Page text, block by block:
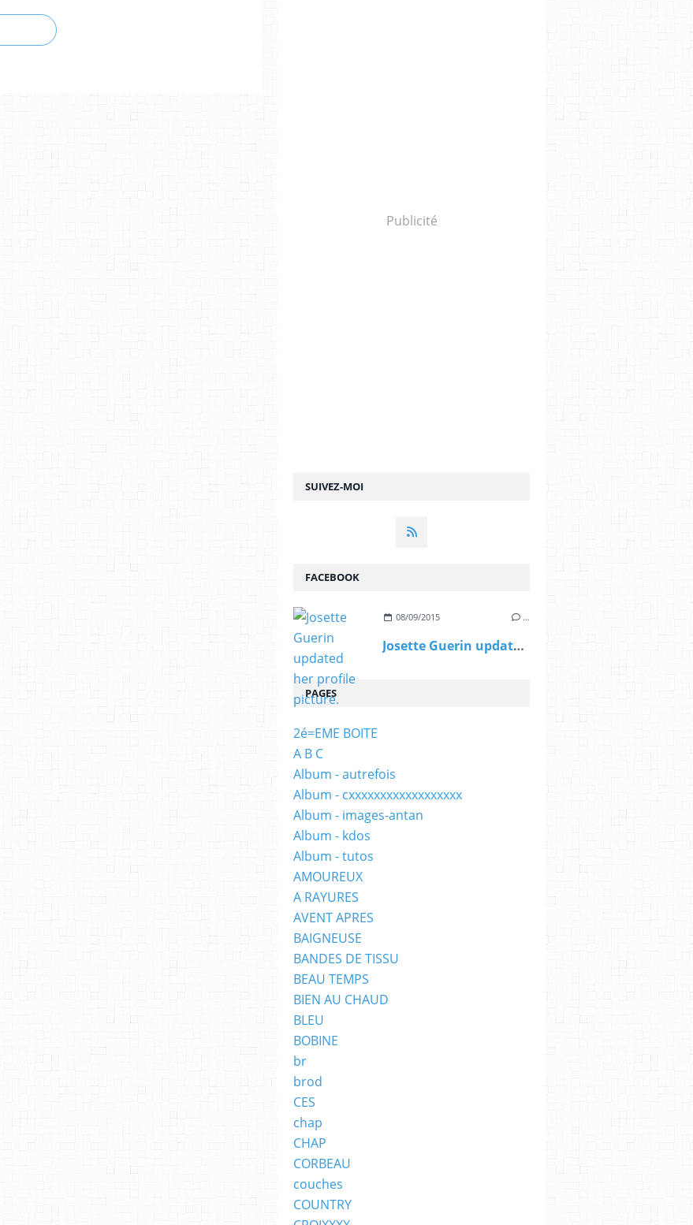
SUIVEZ-MOI
Publicité
FACEBOOK
08/09/2015 …
Josette Guerin updated her profile picture.
PAGES
2é=EME BOITE
A B C
Album - autrefois
Album - cxxxxxxxxxxxxxxxxxx
Album - images-antan
Album - kdos
Album - tutos
AMOUREUX
A RAYURES
AVENT APRES
BAIGNEUSE
BANDES DE TISSU
BEAU TEMPS
BIEN AU CHAUD
BLEU
BOBINE
br
brod
CES
chap
CHAP
CORBEAU
couches
COUNTRY